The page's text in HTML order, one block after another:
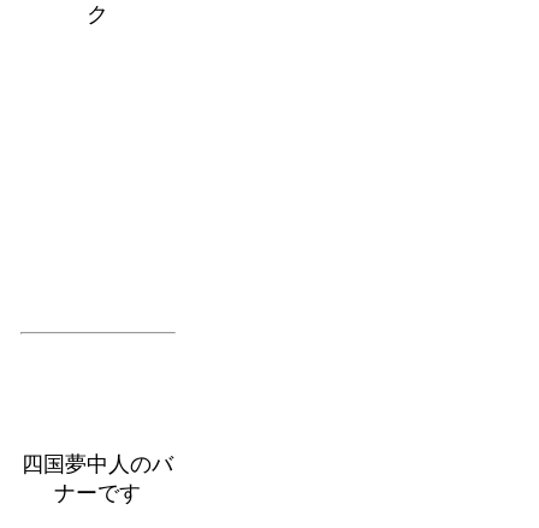
ク
四国夢中人のバ
ナーです